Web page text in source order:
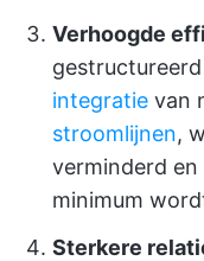
Verhoogde
integratie van
stroomlijnen,
verminderd
minimum
Sterkere